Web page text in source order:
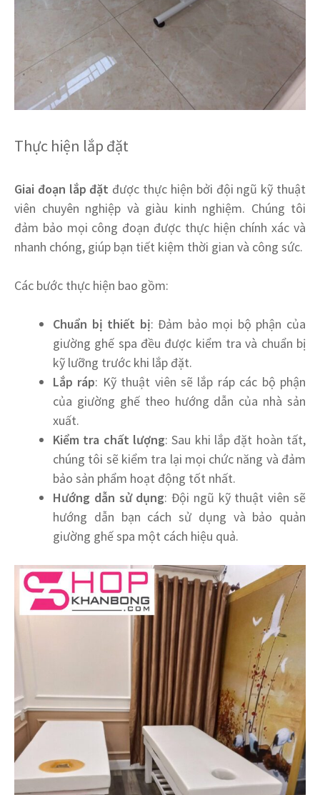
Thực hiện lắp đặt
Giai đoạn lắp đặt được thực hiện bởi đội ngũ kỹ thuật
viên chuyên nghiệp và giàu kinh nghiệm. Chúng tôi
đảm bảo mọi công đoạn được thực hiện chính xác và
nhanh chóng, giúp bạn tiết kiệm thời gian và công sức.
Các bước thực hiện bao gồm:
Chuẩn bị thiết bị: Đảm bảo mọi bộ phận của
giường ghế spa đều được kiểm tra và chuẩn bị
kỹ lưỡng trước khi lắp đặt.
Lắp ráp: Kỹ thuật viên sẽ lắp ráp các bộ phận
của giường ghế theo hướng dẫn của nhà sản
xuất.
Kiểm tra chất lượng: Sau khi lắp đặt hoàn tất,
chúng tôi sẽ kiểm tra lại mọi chức năng và đảm
bảo sản phẩm hoạt động tốt nhất.
Hướng dẫn sử dụng: Đội ngũ kỹ thuật viên sẽ
hướng dẫn bạn cách sử dụng và bảo quản
giường ghế spa một cách hiệu quả.